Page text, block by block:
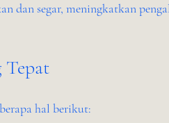
dan segar, meningkatkan
Tepat
hal berikut: